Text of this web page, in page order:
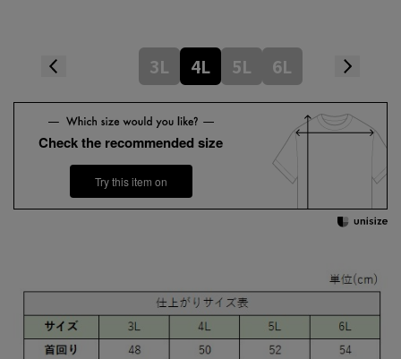
3L 4L 5L 6L
Check the recommended size
Try this item on